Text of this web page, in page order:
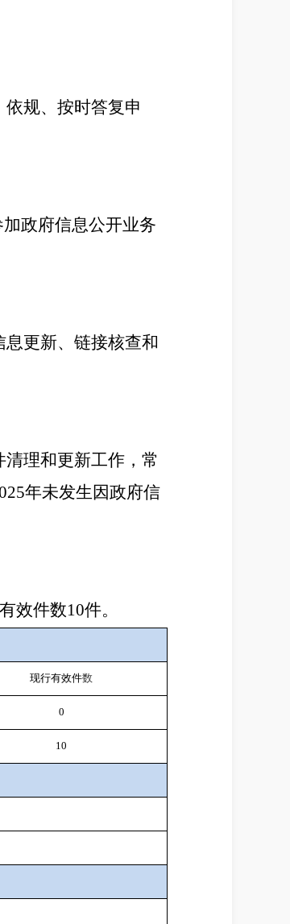
规、按时答复申
加政府信息公开业务
更新、链接核查和
清理和更新工作，常
年未发生因政府信
效件数10件。
现行有效件数
0
10